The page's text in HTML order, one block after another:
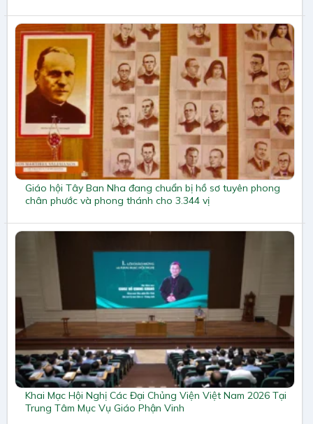
Giáo hội Tây Ban Nha đang chuẩn bị hồ sơ tuyên phong
chân phước và phong thánh cho 3.344 vị
Khai Mạc Hội Nghị Các Đại Chủng Viện Việt Nam 2026 Tại
Trung Tâm Mục Vụ Giáo Phận Vinh